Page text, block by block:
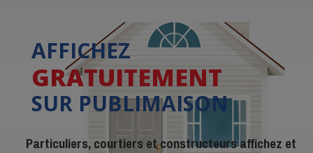
AFFICHEZ
GRATUITEMENT
SUR PUBLIMAISON
Particuliers, courtiers et constructeurs affichez et